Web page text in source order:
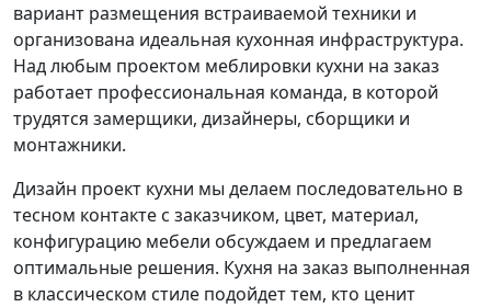
вариант размещения встраиваемой техники и
организована идеальная кухонная инфраструктура.
Над любым проектом меблировки кухни на заказ
работает профессиональная команда, в которой
трудятся замерщики, дизайнеры, сборщики и
монтажники.
Дизайн проект кухни мы делаем последовательно в
тесном контакте с заказчиком, цвет, материал,
конфигурацию мебели обсуждаем и предлагаем
оптимальные решения. Кухня на заказ выполненная
в классическом стиле подойдет тем, кто ценит